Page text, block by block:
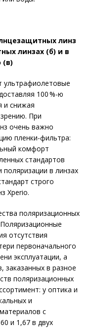
линз
линзах (б) и в
(в)
ультрафиолетовые
100 %-ю
и снижая
При
очень важно
пленки-фильтра:
комфорт
стандартов
в линзах
строго
Xperio.
поляризационных
отсутствия
первоначального
эксплуатации, а
заказанных в разное
поляризационных
у оптика и
и
с
и 1,67 в двух